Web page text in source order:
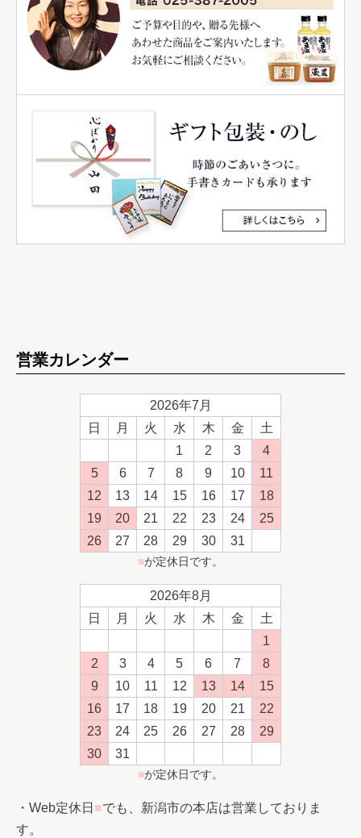
営業カレンダー
2026年7月
日
月 火 水 木 金
土
1
2 3
4
5
6 7 8 9 10
11
12
13 14 15 16 17
18
19
20 21 22 23 24
25
26
27 28 29 30 31
■が定休日です。
2026年8月
日
月 火 水 木 金
土
1
2
3 4 5 6 7
8
9
10 11 12 13 14
15
16
17 18 19 20 21
22
23
24 25 26 27 28
29
30
31
■が定休日です。
・Web定休日 ■でも、新潟市の本店は営業しておりま
す。